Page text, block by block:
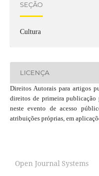
SEÇÃO
Cultura
LICENÇA
Direitos Autorais para artigos
direitos de primeira publicação
neste evento de acesso
atribuições próprias, em
Open Journal Systems